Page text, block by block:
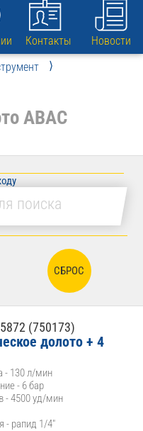
Контакты
Новости
ABAC
СБРОС
(750173)
долото + 4
- 130 л/мин
- 6 бар
- 4500 уд/мин
- рапид 1/4"